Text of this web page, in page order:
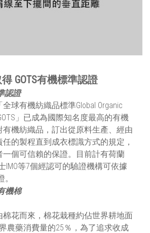
GOTS有機標準認證
認證
球有機紡織品標準Global Organic
」已成為國際知名度最高的有機
機紡織品，訂出從原料生產、經由
的製程直到成衣標識方式的規定，
一個可信賴的保證。目前計有荷蘭
IMO等7個經認可的驗證機構可依據
機棉
棉花而來，棉花栽種約佔世界耕地面
農藥消費量的25％，為了追求收成